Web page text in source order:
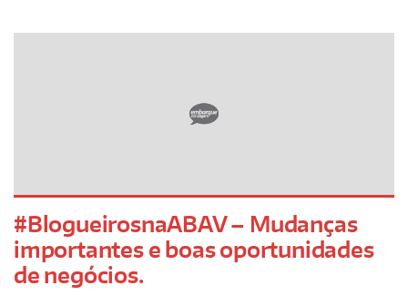
#BlogueirosnaABAV – Mudanças
importantes e boas oportunidades
de negócios.